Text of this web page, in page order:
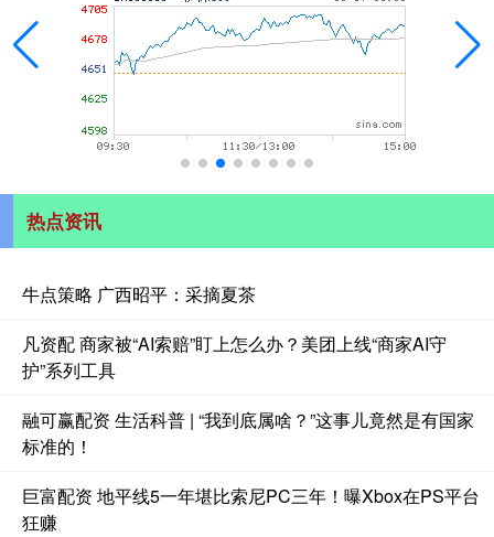
热点资讯
牛点策略 广西昭平：采摘夏茶
凡资配 商家被“AI索赔”盯上怎么办？美团上线“商家AI守
护”系列工具
融可赢配资 生活科普 | “我到底属啥？”这事儿竟然是有国家
标准的！
巨富配资 地平线5一年堪比索尼PC三年！曝Xbox在PS平台
狂赚